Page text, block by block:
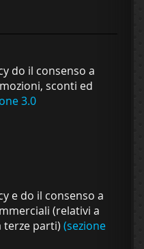
do il consenso a
sconti ed
3.0
e do il consenso a
(relativi a
parti) (sezione